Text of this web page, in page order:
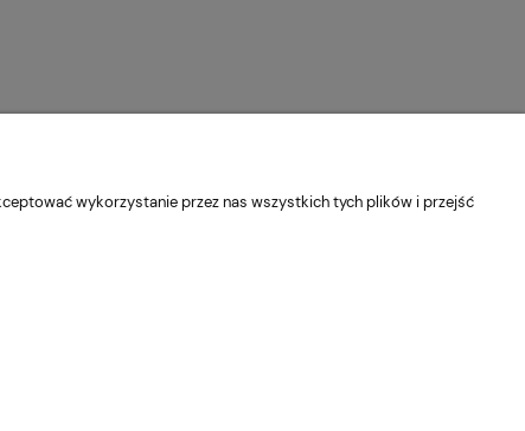
wykorzystanie przez nas wszystkich tych plików i przejść